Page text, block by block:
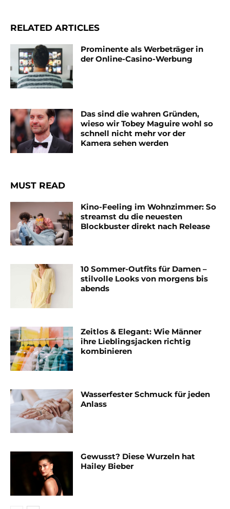
RELATED ARTICLES
Prominente als Werbeträger in
der Online-Casino-Werbung
Das sind die wahren Gründen,
wieso wir Tobey Maguire wohl so
schnell nicht mehr vor der
Kamera sehen werden
MUST READ
Kino-Feeling im Wohnzimmer: So
streamst du die neuesten
Blockbuster direkt nach Release
10 Sommer-Outfits für Damen –
stilvolle Looks von morgens bis
abends
Zeitlos & Elegant: Wie Männer
ihre Lieblingsjacken richtig
kombinieren
Wasserfester Schmuck für jeden
Anlass
Gewusst? Diese Wurzeln hat
Hailey Bieber